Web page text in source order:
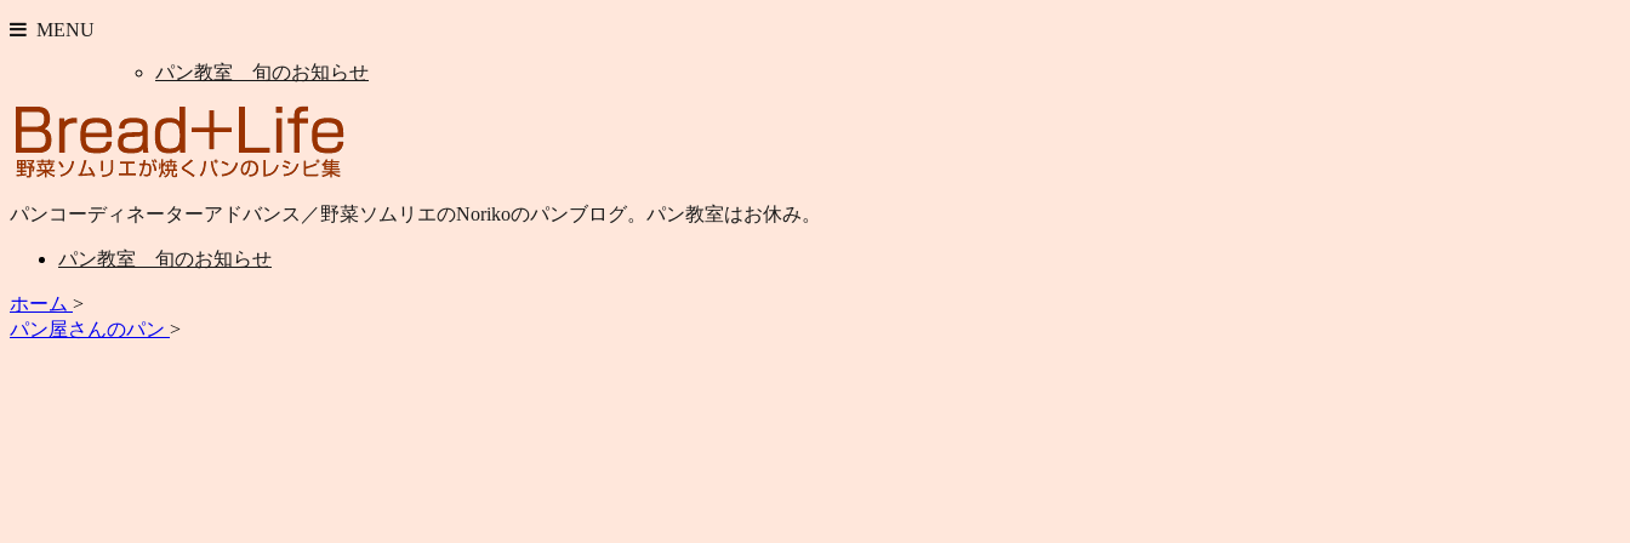
MENU
パン教室 旬のお知らせ
パンコーディネーターアドバンス／野菜ソムリエのNorikoのパンブログ。パン教室はお休み。
パン教室 旬のお知らせ
ホーム >
パン屋さんのパン >